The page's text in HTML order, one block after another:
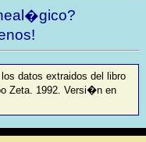
datos extraidos del libro
Zeta. 1992. Versi�n en